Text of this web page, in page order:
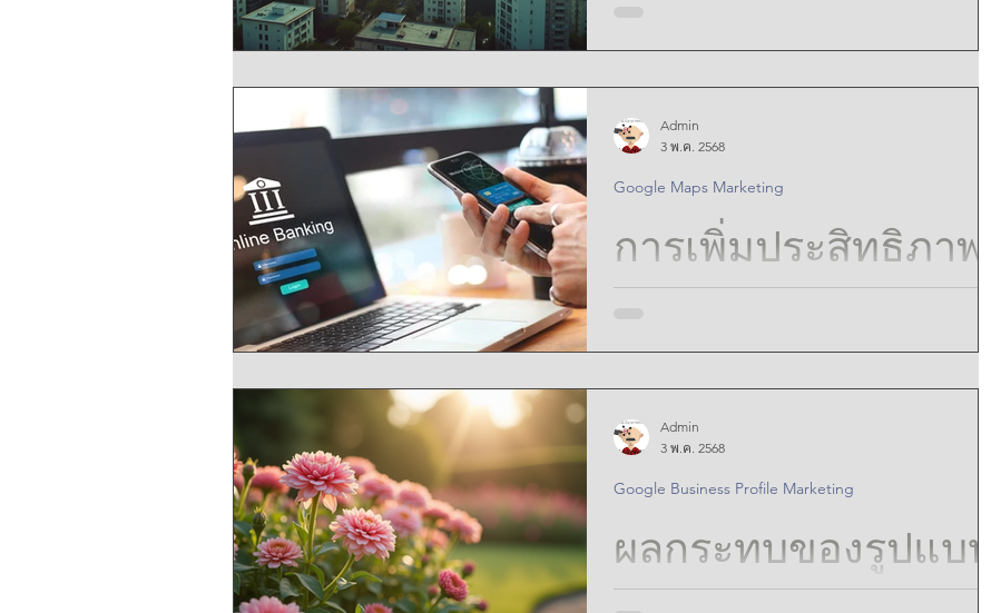
Enhance Google
Maps Marketing
Strategies for
Unseen Success
สำหรับนัก
พัฒนา:Harnessing
Google Maps for
Real Estate
Profitability: A
Transformative Tool
for to Maximize
Profits in Housing
Projects
ในตลาดที่มีการแข่งขันสูง ผู้พัฒนาอสังหาริมทรัพย์
ประโยชน์จากความสามารถของ Google Maps ช่วยให้
การวิจัยตลาด การจัดการโครงการ และกลยุทธ์ทางการ
ตลาด
การเพิ่มประสิทธิภาพ
ปลดล็อกพลังของ
Google Maps เพื่อ
ธุรกิจ: Maximizing
ในภูมิทัศน์การธนาคารที่มีการพัฒนาอย่างรวดเร็วใน
Maps เป็นเครื่องมืออันล้ำค่าที่สามารถยกระดับความพึง
และเพิ่มประสิทธิภาพโดยรวมได้อย่างมาก การใช้
Google Maps อย่างเหมาะสมช่วยให้ธนาคารสามารถ
ปรับปรุงการให้บริการ ในขณะเดียวกันก็ได้รับข้อมูลเชิง
Google Maps Marketing
Admin
3 พ.ค. 2568
ผลกระทบของรูปแบบ
Google Business Profile Marketing
Admin
3 พ.ค. 2568